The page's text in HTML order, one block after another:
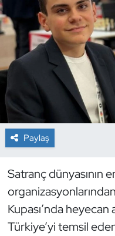
Paylaş
Satranç dünyasının
Kupası’nda
Türkiye’yi temsil
Buz Pateni
Çim Hokeyi
Cimnastik
Curling
Dağcılık
Dövüş Sanatı
E-Spor